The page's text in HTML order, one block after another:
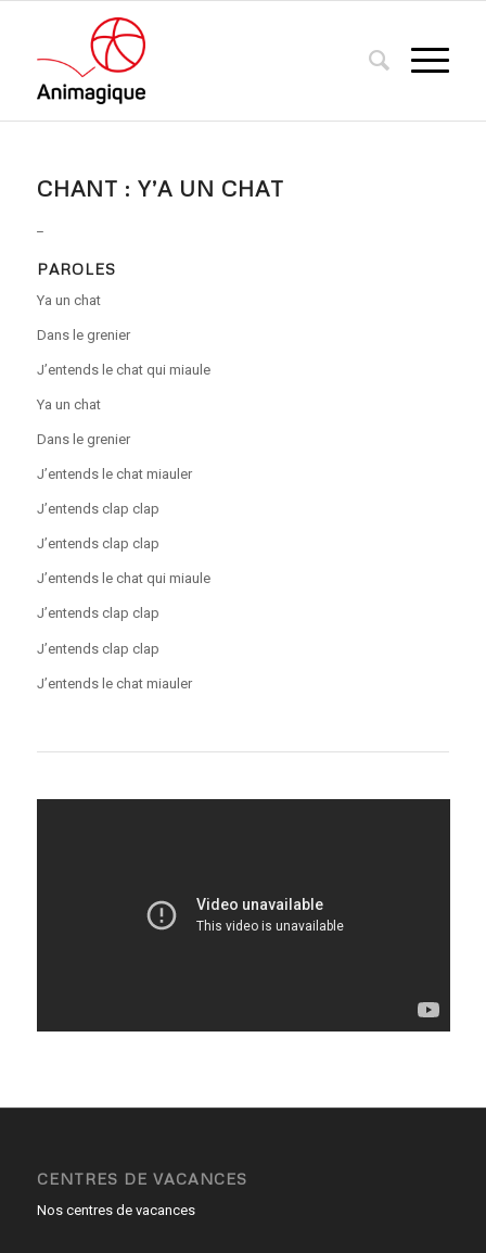
CHANT : Y’A UN CHAT
PAROLES
Ya un chat
Dans le grenier
J’entends le chat qui miaule
Ya un chat
Dans le grenier
J’entends le chat miauler
J’entends clap clap
J’entends clap clap
J’entends le chat qui miaule
J’entends clap clap
J’entends clap clap
J’entends le chat miauler
CENTRES DE VACANCES
Nos centres de vacances